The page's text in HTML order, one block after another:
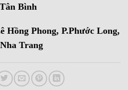
Bình
Hồng Phong, P.Phước Long,
Trang